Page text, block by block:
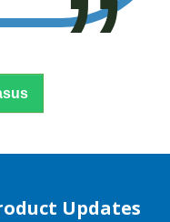
Updates